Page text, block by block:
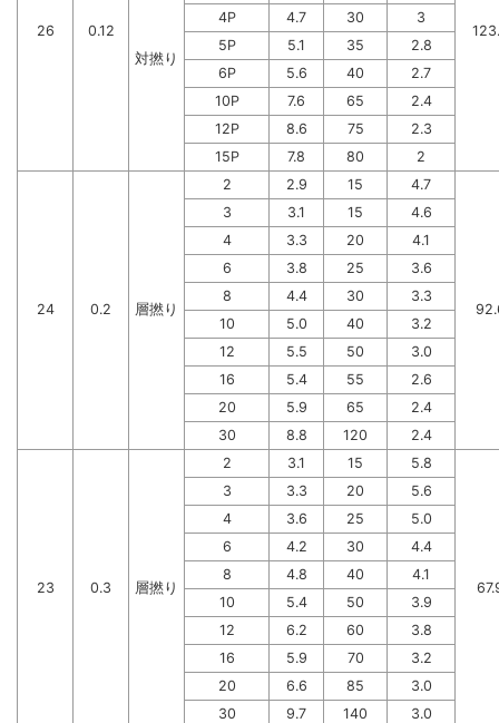
26 0.12
対撚り
4P 4.7 30
3
5P
5.1 35
2.8
6P
5.6 40
2.7
10P
7.6 65
2.4
12P
8.6 75
2.3
15P
7.8 80 2
24 0.2 層撚り
2 2.9 15 4.7
3 3.1 15
4.6
4
3.3 20
4.1
6
3.8 25
3.6
8
4.4 30
3.3
10
5.0 40
3.2
12
5.5 50
3.0
16
5.4 55
2.6
20
5.9 65
2.4
30
8.8 120 2.4
23 0.3 層撚り
2 3.1 15 5.8
3 3.3 20
5.6
4
3.6 25
5.0
6
4.2 30
4.4
8
4.8 40
4.1
10
5.4 50
3.9
12
6.2 60
3.8
16
5.9 70
3.2
20
6.6 85
3.0
30
9.7 140 3.0